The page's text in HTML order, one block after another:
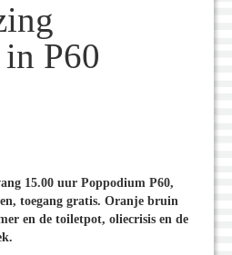
in P60
15.00 uur Poppodium P60,
toegang gratis. Oranje bruin
en de toiletpot, oliecrisis en de